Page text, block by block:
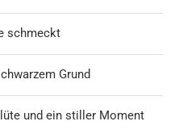
schmeckt
Grund
und ein stiller Moment